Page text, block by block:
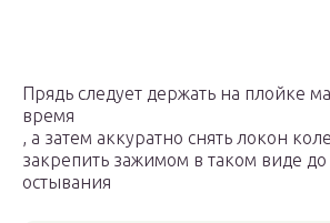
Прядь следует держать на плойке
время
, а затем аккуратно снять локон
закрепить зажимом в таком виде до
остывания